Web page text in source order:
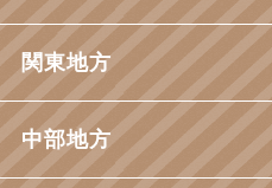
関東地方
中部地方